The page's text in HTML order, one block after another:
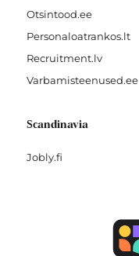
Otsintood.ee
Personaloatrankos.lt
Recruitment.lv
Varbamisteenused.ee
Scandinavia
Jobly.fi